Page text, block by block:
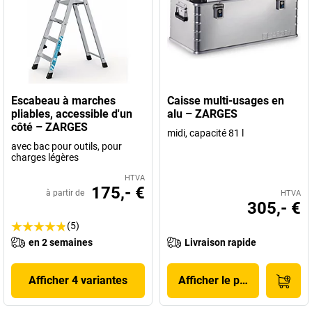
Escabeau à marches
pliables, accessible d'un
côté – ZARGES
avec bac pour outils, pour
charges légères
HTVA
à partir de 175,- €
(5)
en 2 semaines
Afficher 4 variantes
Caisse multi-usages en
alu – ZARGES
midi, capacité 81 l
HTVA
305,- €
Livraison rapide
Afficher le produit